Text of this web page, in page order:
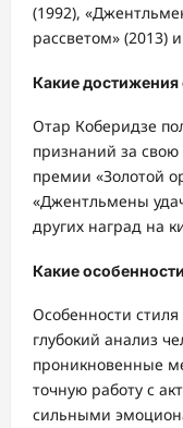
(1992),
рассветом» (2013)
Какие достижения
Отар Коберидзе
признаний за свою
премии «Золотой
«Джентльмены
других наград на
Какие
Особенности
глубокий анализ
проникновенные
точную работу с
сильными